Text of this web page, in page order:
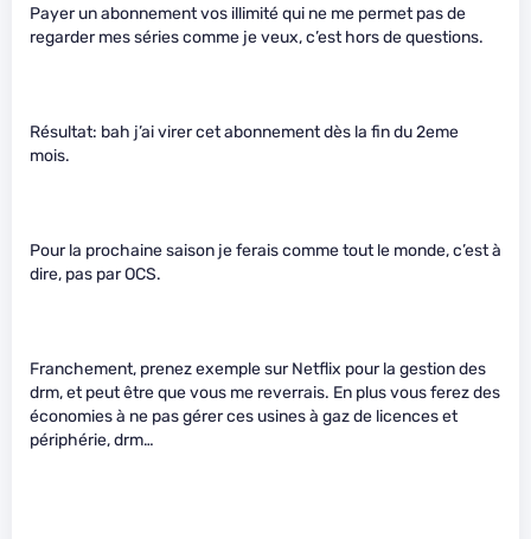
Payer un abonnement vos illimité qui ne me permet pas de
regarder mes séries comme je veux, c’est hors de questions.
Résultat: bah j’ai virer cet abonnement dès la fin du 2eme
mois.
Pour la prochaine saison je ferais comme tout le monde, c’est à
dire, pas par OCS.
Franchement, prenez exemple sur Netflix pour la gestion des
drm, et peut être que vous me reverrais. En plus vous ferez des
économies à ne pas gérer ces usines à gaz de licences et
périphérie, drm…